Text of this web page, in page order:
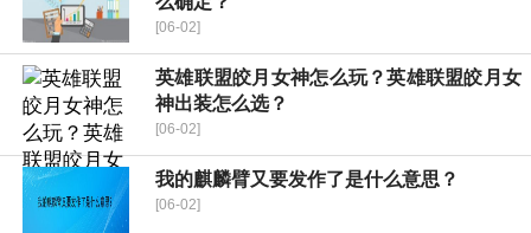
[06-02]
英雄联盟皎月女神怎么玩？英雄联盟皎月女
神出装怎么选？
[06-02]
我的麒麟臂又要发作了是什么意思？
[06-02]